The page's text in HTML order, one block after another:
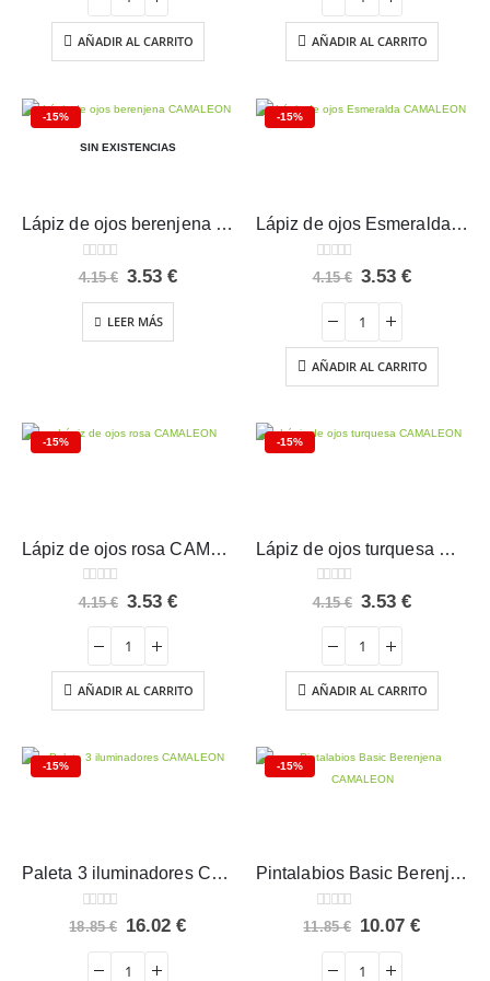
4.15 €.3.53 €.
AÑADIR AL CARRITO
4.15 €.3.53 €.
AÑADIR AL CARRITO
-15%
SIN EXISTENCIAS
Lápiz de ojos berenjena CAMALEON
0 out of 5
4.15€ El
original
era:
4.15 €.
3.53€El
LEER MÁS
-15%
Lápiz de ojos Esmeralda CAMALEON
0 out of 5
4.15€ El
original
era:
4.15 €.
3.53€El
3.53 €.
AÑADIR AL CARRITO
-15%
Lápiz de ojos rosa CAMALEON
0 out of 5
4.15€ El
era:
4.15 €.
3.53€El
3.53 €.
AÑADIR AL CARRITO
-15%
Lápiz de ojos turquesa CAMALEON
0 out of 5
4.15€ El
era:
4.15 €.
3.53€El
3.53 €.
AÑADIR AL CARRITO
-15%
Paleta 3 iluminadores CAMALEON
0 out of 5
18.85€ El
original
16.02€El
-15%
Pintalabios Basic Berenjena CAMALEON
out of 5
11.85€ El
original
10.07€El